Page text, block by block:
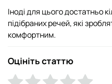
Іноді для цього достатньо
підібраних речей, які
комфортним.
Оцініть статтю